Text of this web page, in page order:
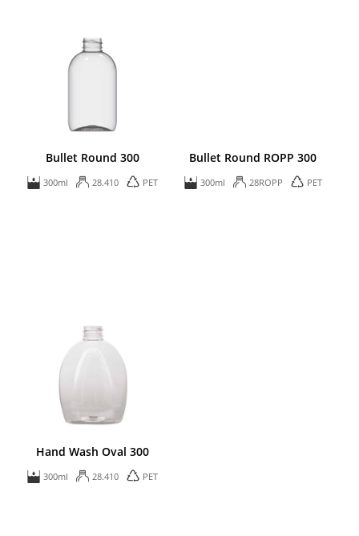
Bullet Round 300
300ml 28.410 PET
Bullet Round ROPP 300
300ml 28ROPP PET
Hand Wash Oval 300
300ml 28.410 PET